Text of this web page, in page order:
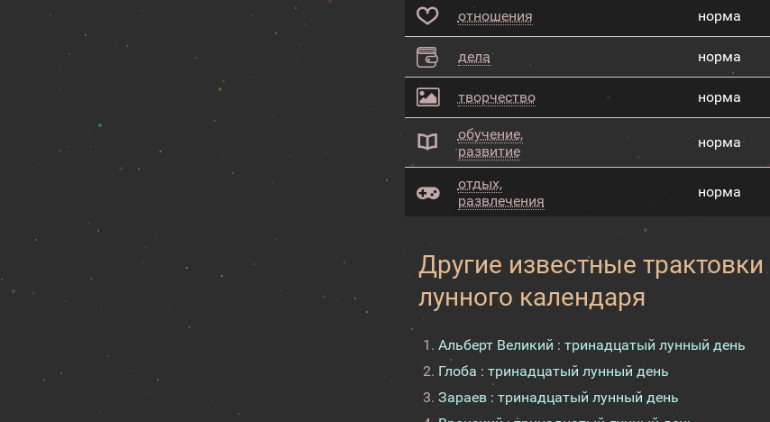
отношения норма
дела норма
творчество норма
обучение,
развитие
норма
отдых,
развлечения
норма
Другие известные
лунного календаря
Альберт Великий : тринадцатый лунный день
Глоба : тринадцатый лунный день
Зараев : тринадцатый лунный день